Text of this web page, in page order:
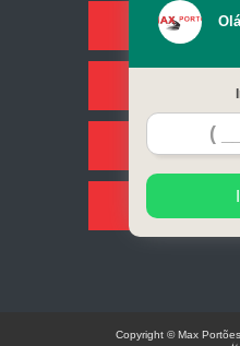
Copyright © Max